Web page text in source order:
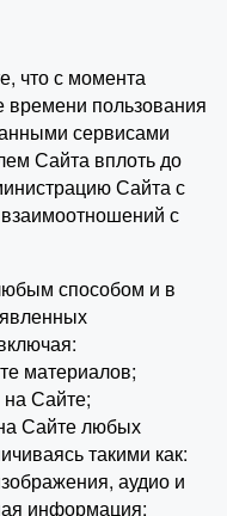
что с момента
времени пользования
сервисами
Сайта вплоть до
Сайта с
с
способом и в
материалов;
на Сайте;
Сайте любых
такими как:
аудио и
информация;